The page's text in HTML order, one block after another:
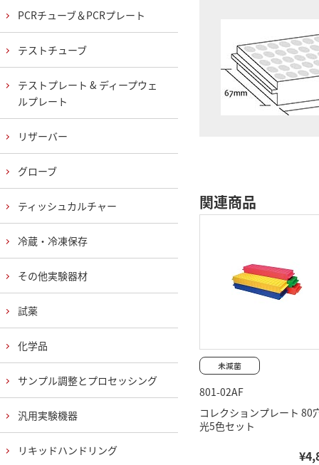
関連商品
801-02AF
コレクションプレート 80
光5色セット
PCRチューブ＆PCRプレート
テストチューブ
テストプレート & ディープウェ
ルプレート
リザーバー
グローブ
ティッシュカルチャー
冷蔵・冷凍保存
その他実験器材
試薬
化学品
サンプル調整とプロセッシング
汎用実験機器
リキッドハンドリング